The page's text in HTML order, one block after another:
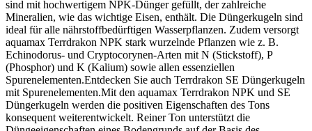
sind mit hochwertigem NPK-Dünger gefüllt, der zahlreiche
Mineralien, wie das wichtige Eisen, enthält. Die Düngerkugeln sind
ideal für alle nährstoffbedürftigen Wasserpflanzen. Zudem versorgt
aquamax Terrdrakon NPK stark wurzelnde Pflanzen wie z. B.
Echinodorus- und Cryptocorynen-Arten mit N (Stickstoff), P
(Phosphor) und K (Kalium) sowie allen essenziellen
Spurenelementen.Entdecken Sie auch Terrdrakon SE Düngerkugeln
mit Spurenelementen.Mit den aquamax Terrdrakon NPK und SE
Düngerkugeln werden die positiven Eigenschaften des Tons
konsequent weiterentwickelt. Reiner Ton unterstützt die